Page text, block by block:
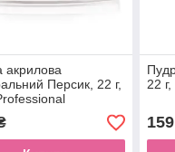
акрилова
Персик, 22 г,
22